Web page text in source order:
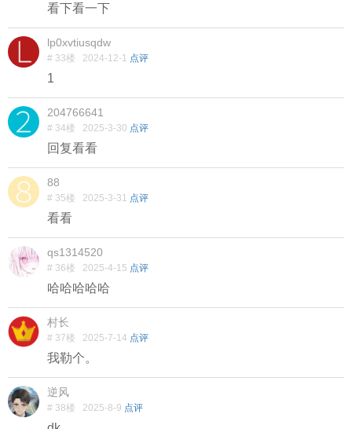
看下看一下
lp0xvtiusqdw
# 33楼 2024-12-1 点评
1
204766641
# 34楼 2025-3-30 点评
回复看看
88
# 35楼 2025-3-31 点评
看看
qs1314520
# 36楼 2025-4-15 点评
哈哈哈哈哈
村长
# 37楼 2025-7-14 点评
我勒个。
逆风
# 38楼 2025-8-9 点评